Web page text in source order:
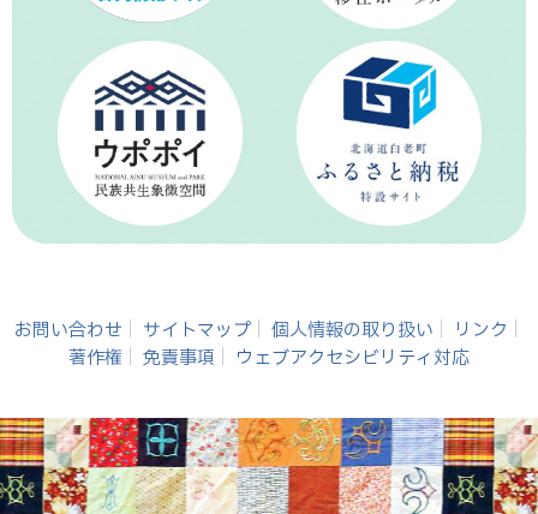
お問い合わせ サイトマップ 個人情報の取り扱い
リンク
著作権
免責事項 ウェブアクセシビリティ対応